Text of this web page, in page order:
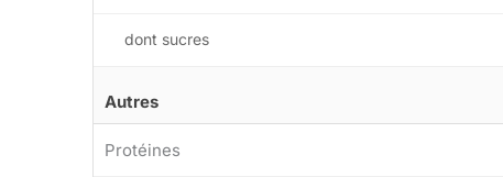
dont sucres
Autres
Protéines